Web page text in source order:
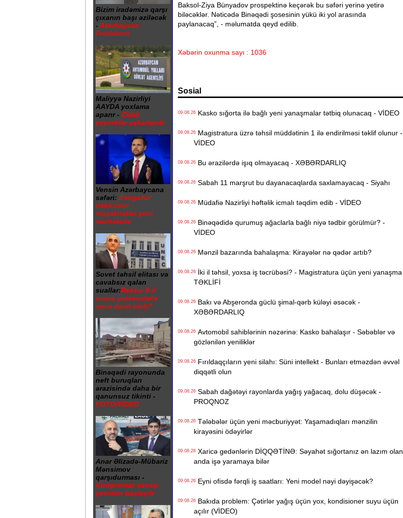
Bizim iradəmizə qarşı
çıxanın başı əziləcək
- Azərbaycan
Prezidenti
Maliyyə Nazirliyi
AAYDA yoxlama
aparır - Ciddi
yeyintilər aşkarlanıb
Vensin Azərbaycana
səfəri: Zəngəzur
dəhlizinin
müzakirələri yeni
mərhələdə
Sovet təhsil elitası və
cavabsız qalan
suallar:Rektor 6 il
sonra universitetə
necə daxil olub?
Binəqədi rayonunda
neft buruqları
ərazisində daha bir
qanunsuz tikinti -
FOTO/VİDEO
Anar Əlizadə-Mübariz
Mənsimov
qarşıdurması -
Kompromat savaşı
yenidən başlayıb
Baksol-Ziya Bünyadov prospektinə keçərək bu səfəri yerinə yetirə
biləcəklər. Nəticədə Binəqədi şosesinin yükü iki yol arasında
paylanacaq”, - məlumatda qeyd edilib.
Xəbərin oxunma sayı : 1036
Sosial
09.08.26Kasko sığorta ilə bağlı yeni yanaşmalar tətbiq olunacaq - VİDEO
09.08.26Magistratura üzrə təhsil müddətinin 1 ilə endirilməsi təklif olunur -
VİDEO
09.08.26Bu ərazilərdə işıq olmayacaq - XƏBƏRDARLIQ
09.08.26Sabah 11 marşrut bu dayanacaqlarda saxlamayacaq - Siyahı
09.08.26Müdafiə Nazirliyi həftəlik icmalı təqdim edib - VİDEO
09.08.26Binəqədidə qurumuş ağaclarla bağlı niyə tədbir görülmür? -
VİDEO
09.08.26Mənzil bazarında bahalaşma: Kirayələr nə qədər artıb?
09.08.26İki il təhsil, yoxsa iş təcrübəsi? - Magistratura üçün yeni yanaşma
TƏKLİFİ
09.08.26Bakı və Abşeronda güclü şimal-qərb küləyi əsəcək -
XƏBƏRDARLIQ
09.08.26Avtomobil sahiblərinin nəzərinə: Kasko bahalaşır - Səbəblər və
gözlənilən yeniliklər
09.08.26Fırıldaqçıların yeni silahı: Süni intellekt - Bunları etməzdən əvvəl
diqqətli olun
09.08.26Sabah dağətəyi rayonlarda yağış yağacaq, dolu düşəcək -
PROQNOZ
09.08.26Tələbələr üçün yeni məcburiyyət: Yaşamadıqları mənzilin
kirayəsini ödəyirlər
09.08.26Xaricə gedənlərin DİQQƏTİNƏ: Səyahət sığortanız ən lazım olan
anda işə yaramaya bilər
09.08.26Eyni ofisdə fərqli iş saatları: Yeni model nəyi dəyişəcək?
09.08.26Bakıda problem: Çətirlər yağış üçün yox, kondisioner suyu üçün
açılır (VİDEO)